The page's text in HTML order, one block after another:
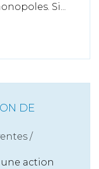
Si...
DE
/
action